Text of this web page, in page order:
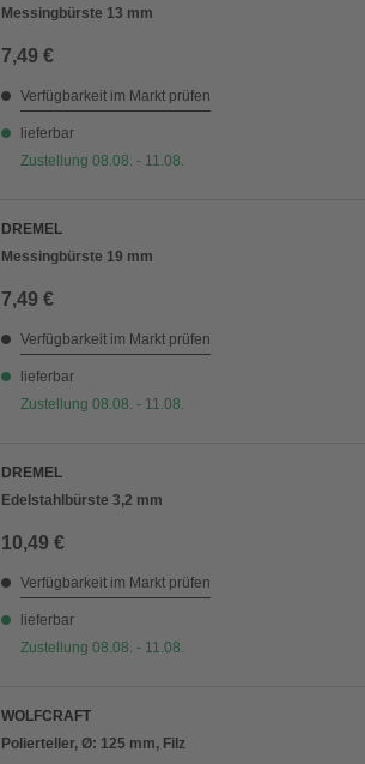
Messingbürste 13 mm
7,49 €
Verfügbarkeit im Markt prüfen
lieferbar
Zustellung 08.08. - 11.08.
DREMEL
Messingbürste 19 mm
7,49 €
Verfügbarkeit im Markt prüfen
lieferbar
Zustellung 08.08. - 11.08.
DREMEL
Edelstahlbürste 3,2 mm
10,49 €
Verfügbarkeit im Markt prüfen
lieferbar
Zustellung 08.08. - 11.08.
WOLFCRAFT
Polierteller, Ø: 125 mm, Filz